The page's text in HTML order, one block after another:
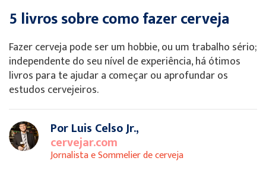
5 livros sobre como fazer cerveja
Fazer cerveja pode ser um hobbie, ou um trabalho sério;
independente do seu nível de experiência, há ótimos
livros para te ajudar a começar ou aprofundar os
estudos cervejeiros.
Por Luis Celso Jr.,
cervejar.com
Jornalista e Sommelier de cerveja